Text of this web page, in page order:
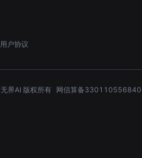
用户协议
无界AI 版权所有 网信算备